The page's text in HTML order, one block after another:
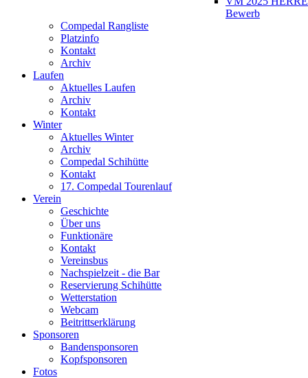
Bewerb
Compedal Rangliste
Platzinfo
Kontakt
Archiv
Laufen
Aktuelles Laufen
Archiv
Kontakt
Winter
Aktuelles Winter
Archiv
Compedal Schihütte
Kontakt
17. Compedal Tourenlauf
Verein
Geschichte
Über uns
Funktionäre
Kontakt
Vereinsbus
Nachspielzeit - die Bar
Reservierung Schihütte
Wetterstation
Webcam
Beitrittserklärung
Sponsoren
Bandensponsoren
Kopfsponsoren
Fotos